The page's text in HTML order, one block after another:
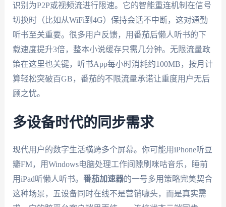
识别为P2P或视频流进行限速。它的智能重连机制在信号
切换时（比如从WiFi到4G）保持会话不中断，这对通勤
听书至关重要。很多用户反馈，用番茄后懒人听书的下
载速度提升3倍，整本小说缓存只需几分钟。无限流量政
策在这里也关键，听书App每小时消耗约100MB，按月计
算轻松突破百GB，番茄的不限流量承诺让重度用户无后
顾之忧。
多设备时代的同步需求
现代用户的数字生活横跨多个屏幕。你可能用iPhone听豆
瓣FM，用Windows电脑处理工作间隙刷咪咕音乐，睡前
用iPad听懒人听书。 番茄加速器的一号多用策略完美契合
这种场景，五设备同时在线不是营销噱头，而是真实需